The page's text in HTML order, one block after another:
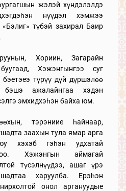
жэлэй хүндэлэлдэ
нүүдэл хэмжээ
түбэй захирал Баир
Хориин, Загарайн
Хэжэнгынгээ суг
түрүү дүй дүршэлөө
бэшэ ажалайнгаа хэдэн
эмхидхэһэн байха юм.
тэрэниие һайнаар,
заахын тула ямар арга
хэхэб гэһэн удхатай
Хэжэнгын аймагай
түсэлнүүдээ, ашаг үрэ
харуулба. Ерэһэн
онол аргануудые